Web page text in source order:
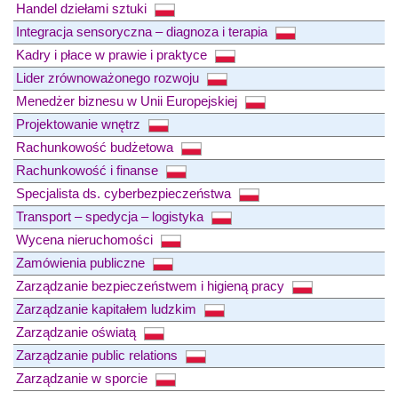
Handel dziełami sztuki
Integracja sensoryczna – diagnoza i terapia
Kadry i płace w prawie i praktyce
Lider zrównoważonego rozwoju
Menedżer biznesu w Unii Europejskiej
Projektowanie wnętrz
Rachunkowość budżetowa
Rachunkowość i finanse
Specjalista ds. cyberbezpieczeństwa
Transport – spedycja – logistyka
Wycena nieruchomości
Zamówienia publiczne
Zarządzanie bezpieczeństwem i higieną pracy
Zarządzanie kapitałem ludzkim
Zarządzanie oświatą
Zarządzanie public relations
Zarządzanie w sporcie